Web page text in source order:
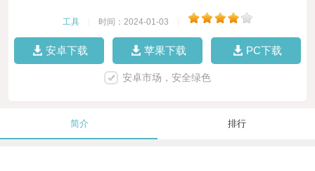
工具 时间：2024-01-03
安卓下载 苹果下载 PC下载
安卓市场，安全绿色
简介 排行